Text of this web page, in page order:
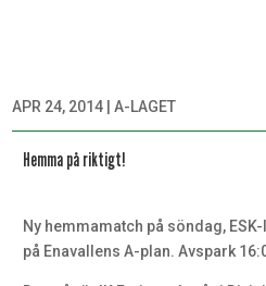
APR 24, 2014 |A-LAGET
Hemma på riktigt!
Ny hemmamatch på söndag,
på Enavallens A-plan. Avspark